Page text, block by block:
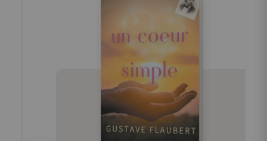
suscita pourtant des réactions contradictoires:
beaucoup le jugèrent incompréhensible, lesté d'une
érudition historique excessive, et finalement
ennuyeux; d'autres au contraire s'enthousiasmèrent
pour son originalité profonde et sa puissance
d'évocation. Ce que Salammbô pouvait alors offrir
d'étrange ne s'est pas effacé, mais l'évidence, s'est
imposée d'une beauté jusqu'alors inédite en
littérature ? la beauté d'une fable où la violence de
l'Histoire se trouve somptueusement mise en
scène.Collection Classiques dirigée par Michel Zink et
Michel Jarrety.Édition préfacée, annotée et